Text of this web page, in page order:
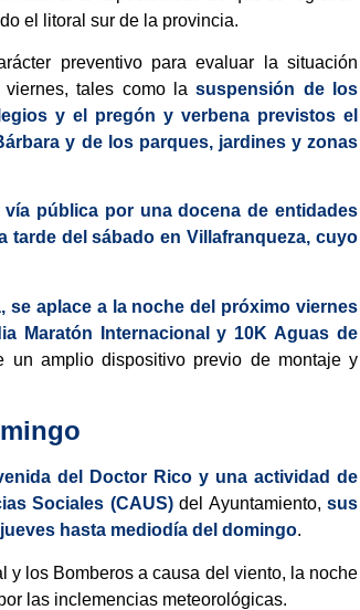
el litoral sur de la provincia.
preventivo para evaluar la situación
viernes, tales como lasuspensión de los
y el pregón y verbena previstos el
y de los parques, jardines y zonas
pública por una docena de entidades
tarde del sábado en Villafranqueza, cuyo
se aplace a la noche del próximo viernes
Maratón Internacional y 10K Aguas de
un amplio dispositivo previo de montaje y
del Doctor Rico y una actividad de
Sociales (CAUS)del Ayuntamiento, sus
hasta mediodía del domingo.
los Bomberos a causa del viento, la noche
las inclemencias meteorológicas.